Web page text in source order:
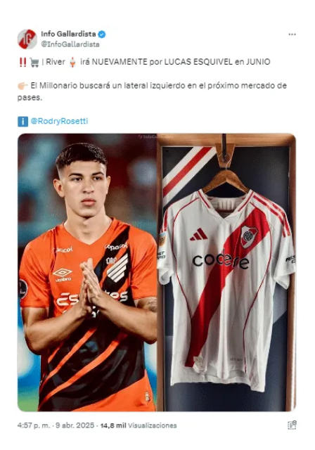
Flipboard
Reddit
Pinterest